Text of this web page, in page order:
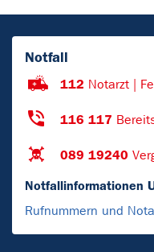
Notfall
112 Notarzt |
116 117
089 19240
Notfallinformationen
Rufnummern und